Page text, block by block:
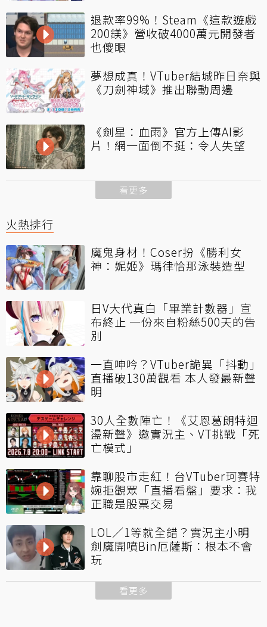
退款率99%！Steam《這款遊戲
200鎂》營收破4000萬元開發者
也傻眼
夢想成真！VTuber結城昨日奈與
《刀劍神域》推出聯動周邊
《劍星：血雨》官方上傳AI影
片！網一面倒不挺：令人失望
看更多
火熱排行
魔鬼身材！Coser扮《勝利女
神：妮姬》瑪律恰那泳裝造型
日V大代真白「畢業計數器」宣
布終止 一份來自粉絲500天的告
別
一直呻吟？VTuber詭異「抖動」
直播破130萬觀看 本人發最新聲
明
30人全數陣亡！《艾恩葛朗特迴
盪新聲》邀實況主、VT挑戰「死
亡模式」
靠聊股市走紅！台VTuber珂賽特
婉拒觀眾「直播看盤」要求：我
正職是股票交易
LOL／1等就全錯？實況主小明
劍魔開噴Bin厄薩斯：根本不會
玩
看更多